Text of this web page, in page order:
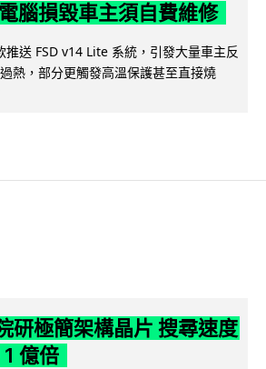
腦損毀車主須自費維修
送 FSD v14 Lite 系統，引發大量車主反
熱，部分更觸發高溫保護甚至直接燒
研極簡架構晶片 搜尋速度
億倍